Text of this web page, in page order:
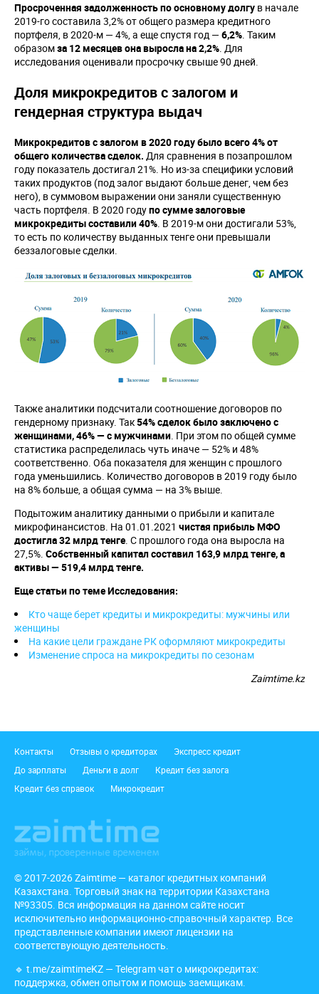
Просроченная задолженность по основному долгу в начале
2019-го составила 3,2% от общего размера кредитного
портфеля, в 2020-м — 4%, а еще спустя год — 6,2%. Таким
образомза 12 месяцев она выросла на 2,2%. Для
исследования оценивали просрочку свыше 90 дней.
Доля микрокредитов с залогом и
гендерная структура выдач
Микрокредитов с залогом в 2020 году было всего 4% от
общего количества сделок. Для сравнения в позапрошлом
году показатель достигал 21%. Но из-за специфики условий
таких продуктов (под залог выдают больше денег, чем без
него), в суммовом выражении они заняли существенную
часть портфеля. В 2020 годупо сумме залоговые
микрокредиты составили 40%. В 2019-м они достигали 53%,
то есть по количеству выданных тенге они превышали
беззалоговые сделки.
Также аналитики подсчитали соотношение договоров по
гендерному признаку. Так54% сделок было заключено с
женщинами, 46% — с мужчинами. При этом по общей сумме
статистика распределилась чуть иначе — 52% и 48%
соответственно. Оба показателя для женщин с прошлого
года уменьшились. Количество договоров в 2019 году было
на 8% больше, а общая сумма — на 3% выше.
Подытожим аналитику данными о прибыли и капитале
микрофинансистов. На 01.01.2021 чистая прибыль МФО
достигла 32 млрд тенге. С прошлого года она выросла на
27,5%. Собственный капитал составил 163,9 млрд тенге, а
активы — 519,4 млрд тенге.
Еще статьи по теме Исследования:
Кто чаще берет кредиты и микрокредиты: мужчины или
женщины
На какие цели граждане РК оформляют микрокредиты
Изменение спроса на микрокредиты по сезонам
Zaimtime.kz
Подвал
Контакты Отзывы о кредиторах
Экспресс кредит
До зарплаты
Деньги в долг
Кредит без залога
Кредит без справок
Микрокредит
© 2017-2026 Zaimtime — каталог кредитных компаний
Казахстана. Торговый знак на территории Казахстана
№93305. Вся информация на данном сайте носит
исключительно информационно-справочный характер. Все
представленные компании имеют лицензии на
соответствующую деятельность.
🔹 t.me/zaimtimeKZ — Telegram чат о микрокредитах:
поддержка, обмен опытом и помощь заемщикам.